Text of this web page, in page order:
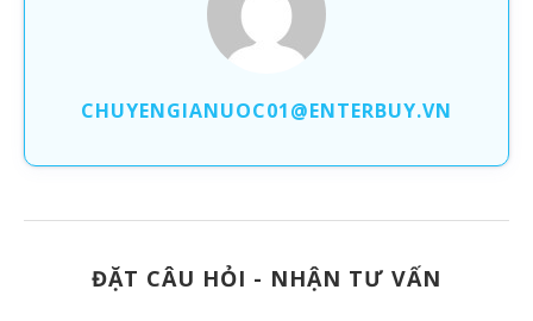
CHUYENGIANUOC01@ENTERBUY.VN
ĐẶT CÂU HỎI - NHẬN TƯ VẤN